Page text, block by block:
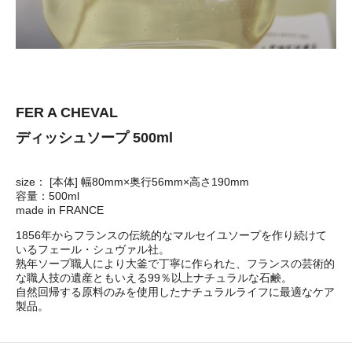
FER A CHEVAL
ディッシュソープ 500ml
size： [本体] 幅80mm×奥行56mm×高さ190mm
容量：500ml
made in FRANCE
1856年からフランスの伝統的なマルセイユソープを作り続けて
いるフェール・シュヴァル社。
熟年ソープ職人により大釜で丁寧に作られた、フランスの芸術的
な職人技の遺産ともいえる99％以上ナチュラルな石鹸。
自然回帰する原料のみを使用したナチュラルライフに最適なケア
製品。